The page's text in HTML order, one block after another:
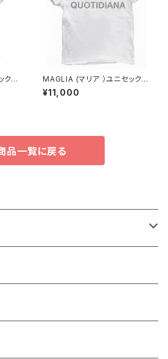
クス
MAGLIA (マリア ）ユニセックス
Ｔシャツ Ｔ-8005 シルバー
プリント（ブランドタグ付き）
¥11,000
品一覧に戻る